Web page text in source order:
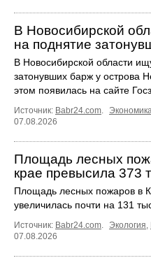
В Новосибирской
на поднятие
В Новосибирской области
затонувших барж у острова
этом появилась на сайте
Источник: Babr24.com Экономика
07.08.2026
Площадь лесных
крае превысила 373
Площадь лесных пожаров в
увеличилась почти на 131
Источник: Babr24.com. Экология,
07.08.2026